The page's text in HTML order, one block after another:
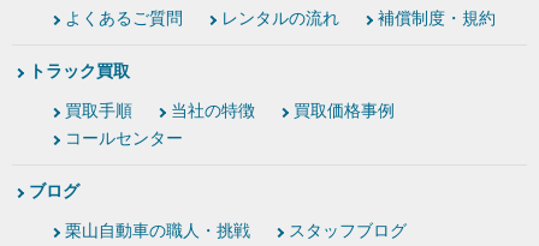
よくあるご質問
レンタルの流れ 補償制度・規約
トラック買取
買取手順 当社の特徴
買取価格事例
コールセンター
ブログ
栗山自動車の職人・挑戦
スタッフブログ